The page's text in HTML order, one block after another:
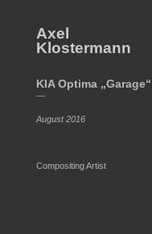
Axel
Klostermann
KIA Optima „Garage“
—
August 2016
Compositing Artist